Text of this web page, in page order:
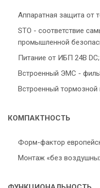
Аппаратная защита от
STO - соответствие
промышленной
Питание от ИБП 24В DC;
Встроенный ЭМС -
Встроенный
КОМПАКТНОСТЬ
Форм-фактор
Монтаж «без